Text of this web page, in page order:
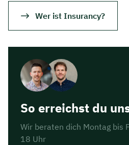
Wer ist Insurancy?
So erreichst du
Wir beraten dich Montag bis
18 Uhr